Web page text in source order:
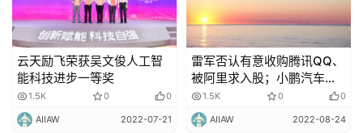
云天励飞荣获吴文俊人工智
能科技进步一等奖
1.5K 0 0
AIIAW 2022-07-21
雷军否认有意收购腾讯QQ、
被阿里求入股；小鹏汽车回
应P7高架撞人致死
1.5K 0 0
AIIAW 2022-08-24